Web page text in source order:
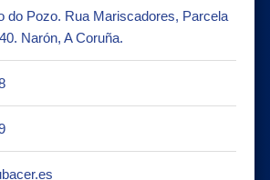
do Pozo. Rua Mariscadores, Parcela
Narón, A Coruña.